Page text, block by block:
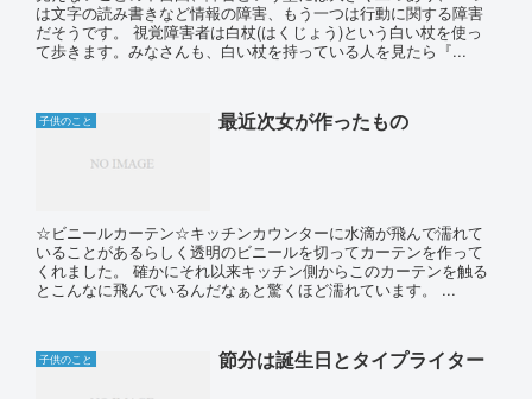
は文字の読み書きなど情報の障害、もう一つは行動に関する障害
だそうです。 視覚障害者は白杖(はくじょう)という白い杖を使っ
て歩きます。みなさんも、白い杖を持っている人を見たら『...
子供のこと 最近次女が作ったもの
☆ビニールカーテン☆キッチンカウンターに水滴が飛んで濡れて
いることがあるらしく透明のビニールを切ってカーテンを作って
くれました。 確かにそれ以来キッチン側からこのカーテンを触る
とこんなに飛んでいるんだなぁと驚くほど濡れています。 ...
子供のこと 節分は誕生日とタイプライター